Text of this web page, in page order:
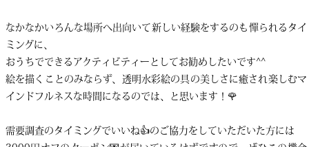
なかなかいろんな場所へ出向いて新しい経験をするのも憚られるタイ
ミングに、
おうちでできるアクティビティーとしてお勧めしたいです^^
絵を描くことのみならず、透明水彩絵の具の美しさに癒され楽しむマ
インドフルネスな時間になるのでは、と思います！🌹
需要調査のタイミングでいいね👍のご協力をしていただいた方には